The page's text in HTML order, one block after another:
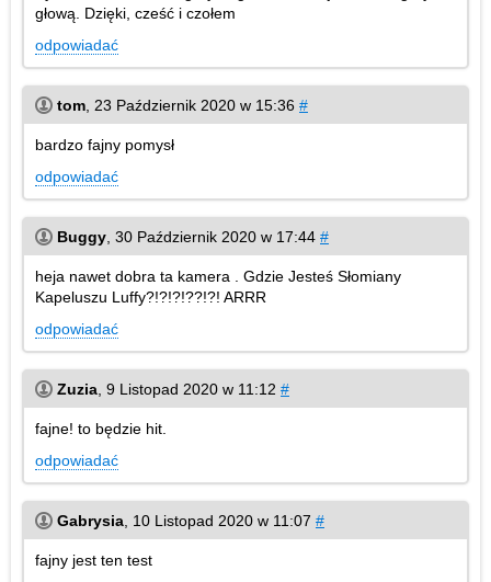
głową. Dzięki, cześć i czołem
odpowiadać
tom 23 Październik 2020 w 15:36 #
bardzo fajny pomysł
odpowiadać
Buggy 30 Październik 2020 w 17:44 #
heja nawet dobra ta kamera . Gdzie Jesteś Słomiany
Kapeluszu Luffy?!?!?!??!?! ARRR
odpowiadać
Zuzia 9 Listopad 2020 w 11:12 #
fajne! to będzie hit.
odpowiadać
Gabrysia 10 Listopad 2020 w 11:07 #
fajny jest ten test